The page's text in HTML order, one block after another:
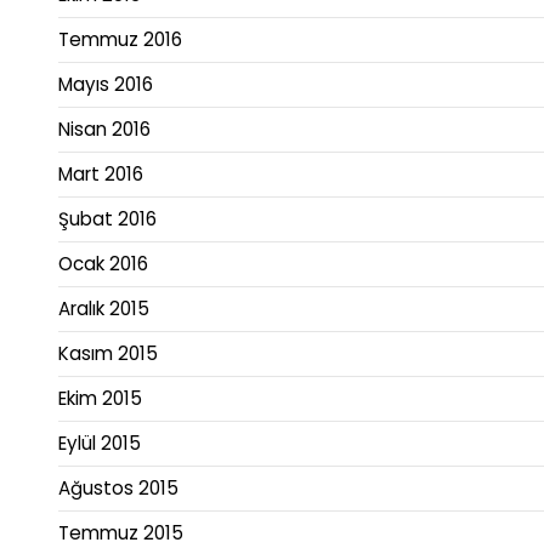
Temmuz 2016
Mayıs 2016
Nisan 2016
Mart 2016
Şubat 2016
Ocak 2016
Aralık 2015
Kasım 2015
Ekim 2015
Eylül 2015
Ağustos 2015
Temmuz 2015